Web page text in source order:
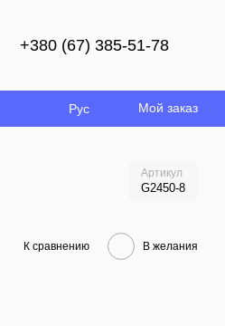
+380 (67) 385-51-78
Рус Мой заказ
Артикул
G2450-8
К сравнению В желания